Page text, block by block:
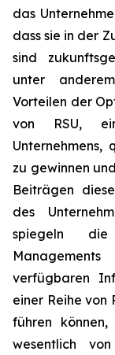
das
dass sie in der
sind
unter
Vorteilen der
von RSU,
zu gewinnen
Beiträgen
des
spiegeln
verfügbaren
einer Reihe von
führen
wesentlich